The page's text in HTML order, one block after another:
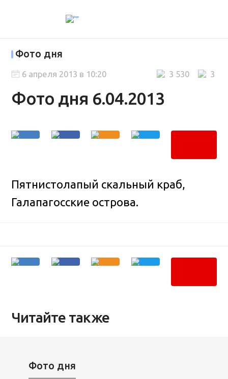
Фото дня
Фото дня 6.04.2013
3
3 530
6 апреля 2013 в 10:20
Пятнистолапый скальный краб,
Галапагосские острова.
Читайте также
Фото дня